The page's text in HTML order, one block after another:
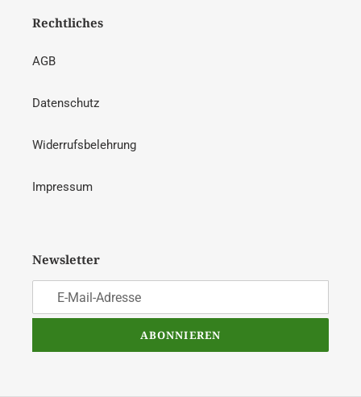
Rechtliches
AGB
Datenschutz
Widerrufsbelehrung
Impressum
Newsletter
ABONNIEREN